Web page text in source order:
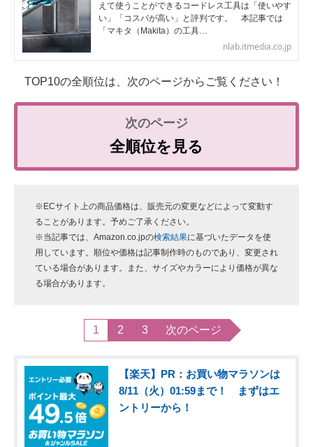
えて使うことができるコードレス工具は「使いやす
い」「コスパが高い」と評判です。 本記事では
「マキタ（Makita）の工具…
nlab.itmedia.co.jp
TOP10の全順位は、次のページからご覧ください！
全順位を見る
※ECサイト上の商品価格は、販売元の変更などによって変動す
ることがあります。予めご了承ください。
※当記事では、Amazon.co.jpの検索結果に基づいたデータを使
用しています。順位や価格は記事制作時のものであり、変更され
ている場合があります。また、サイズやカラーにより価格が異な
る場合があります。
1 2 3 次のページ
【楽天】PR：お買い物マラソンは
8/11（火）01:59まで！ まずはエ
ントリーから！